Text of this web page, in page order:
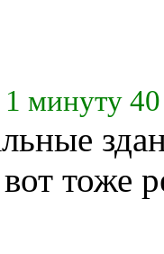
минуту
вот тоже